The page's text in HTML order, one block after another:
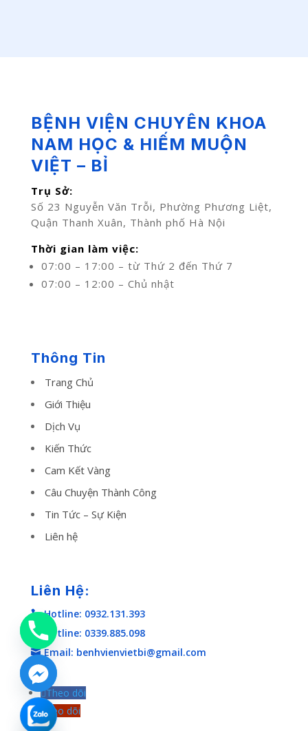
BỆNH VIỆN CHUYÊN KHOA
NAM HỌC & HIẾM MUỘN
VIỆT – BỈ
Trụ Sở:
Số 23 Nguyễn Văn Trỗi, Phường Phương Liệt,
Quận Thanh Xuân, Thành phố Hà Nội
Thời gian làm việc:
07:00 – 17:00 – từ Thứ 2 đến Thứ 7
07:00 – 12:00 – Chủ nhật
Thông Tin
Trang Chủ
Giới Thiệu
Dịch Vụ
Kiến Thức
Cam Kết Vàng
Câu Chuyện Thành Công
Tin Tức – Sự Kiện
Liên hệ
Liên Hệ:
 Hotline: 0932.131.393
 Hotline: 0339.885.098
 Email: benhvienvietbi@gmail.com
Theo dõi
Theo dõi
chaty